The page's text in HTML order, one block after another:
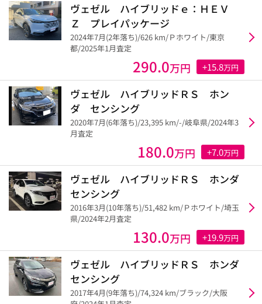
ヴェゼル ハイブリッドｅ：ＨＥＶ
Ｚ プレイパッケージ
2024年7月(2年落ち)/626 km/Ｐホワイト/東京
都/2025年1月査定
290.0万円 +15.8万円
ヴェゼル ハイブリッドＲＳ ホン
ダ センシング
2020年7月(6年落ち)/23,395 km/-/岐阜県/2024年3
月査定
180.0万円 +7.0万円
ヴェゼル ハイブリッドＲＳ ホンダ
センシング
2016年3月(10年落ち)/51,482 km/Ｐホワイト/埼玉
県/2024年2月査定
130.0万円 +19.9万円
ヴェゼル ハイブリッドＲＳ ホンダ
センシング
2017年4月(9年落ち)/74,324 km/ブラック/大阪